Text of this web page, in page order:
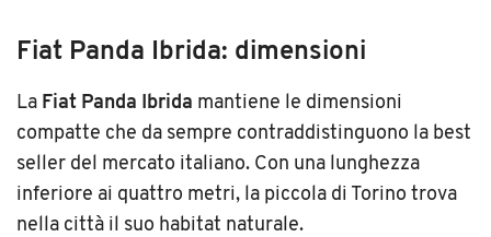
Fiat Panda Ibrida: dimensioni
La Fiat Panda Ibrida mantiene le dimensioni
compatte che da sempre contraddistinguono la best
seller del mercato italiano. Con una lunghezza
inferiore ai quattro metri, la piccola di Torino trova
nella città il suo habitat naturale.